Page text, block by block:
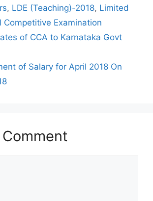
, LDE (Teaching)-2018, Limited
Competitive Examination
of CCA to Karnataka Govt
of Salary for April 2018 On